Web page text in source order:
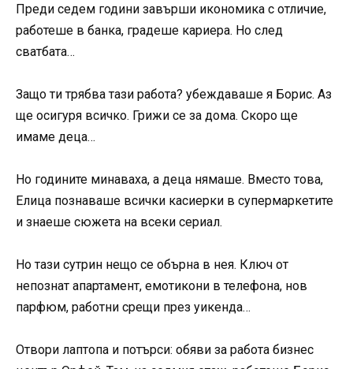
Преди седем години завърши икономика с отличие,
работеше в банка, градеше кариера. Но след
сватбата…
Защо ти трябва тази работа? убеждаваше я Борис. Аз
ще осигуря всичко. Грижи се за дома. Скоро ще
имаме деца…
Но годините минаваха, а деца нямаше. Вместо това,
Елица познаваше всички касиерки в супермаркетите
и знаеше сюжета на всеки сериал.
Но тази сутрин нещо се обърна в нея. Ключ от
непознат апартамент, емотикони в телефона, нов
парфюм, работни срещи през уикенда…
Отвори лаптопа и потърси: обяви за работа бизнес